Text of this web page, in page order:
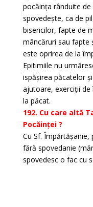
pocăința rânduite
spovedește, ca de
bisericilor, fapte de
mâncăruri sau fapte
este oprirea de la
Epitimiile nu
ispășirea păcatelor
ajutoare, exerciții de
la păcat.
192. Cu care altă
Pocăinței ?
Cu Sf.
fără spovedanie
spovedesc o fac cu